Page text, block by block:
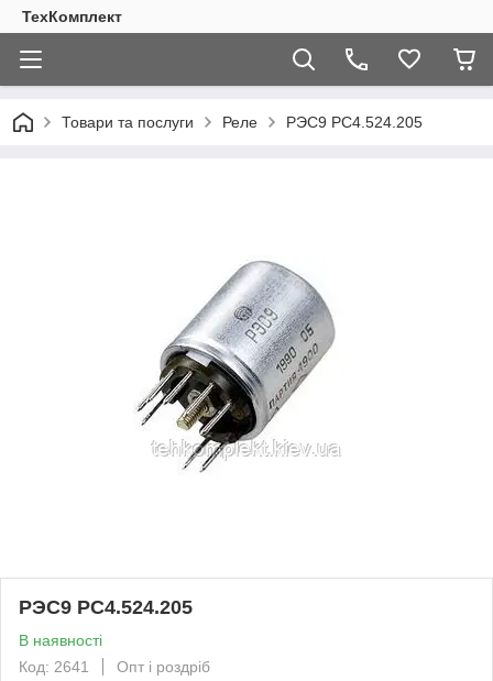
ТехКомплект
Товари та послуги Реле РЭС9 РС4.524.205
РЭС9 РС4.524.205
В наявності
Код: 2641
Опт і роздріб